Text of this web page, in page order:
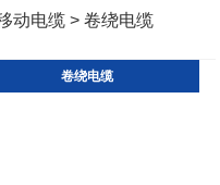
动电缆 >卷绕电缆
卷绕电缆